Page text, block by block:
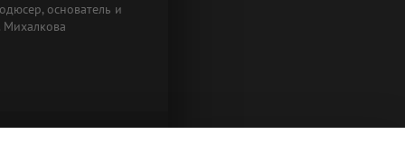
основатель и
Михалкова